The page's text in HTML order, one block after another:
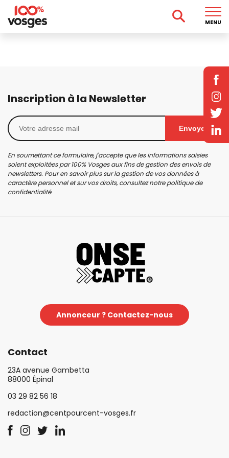
Inscription à la Newsletter
Envoyer
En soumettant ce formulaire, j'accepte que les informations saisies
soient exploitées par 100% Vosges aux fins de gestion des envois de
newsletters. Pour en savoir plus sur la gestion de vos données à
caractère personnel et sur vos droits, consultez notrepolitique de
confidentialité
Annonceur ? Contactez-nous
Contact
23A avenue Gambetta
88000 Épinal
03 29 82 56 18
redaction@centpourcent-vosges.fr
MENU